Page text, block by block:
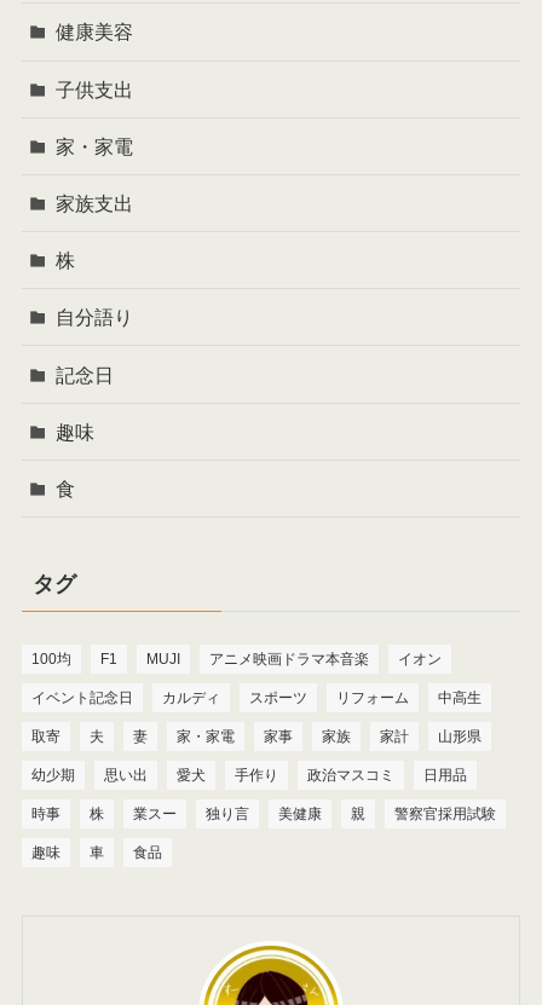
健康美容
子供支出
家・家電
家族支出
株
自分語り
記念日
趣味
食
タグ
100均 F1 MUJI アニメ映画ドラマ本音楽 イオン
イベント記念日 カルディ スポーツ リフォーム 中高生
取寄 夫 妻 家・家電 家事 家族 家計 山形県
幼少期 思い出 愛犬 手作り 政治マスコミ 日用品
時事 株 業スー 独り言 美健康 親 警察官採用試験
趣味 車 食品